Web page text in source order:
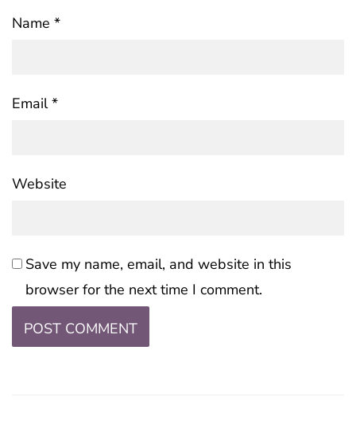
Name *
Email*
Website
Save my name, email, and website in this
browser for the next time I comment.